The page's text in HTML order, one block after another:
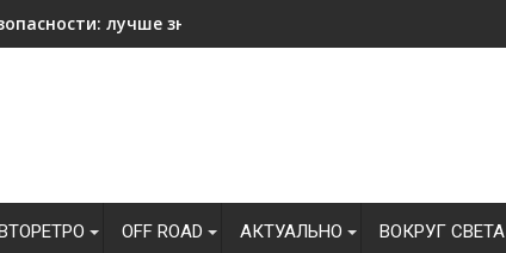
лучше знать на всякий случай!
OFF ROAD АКТУАЛЬНО ВОКРУГ СВЕТА